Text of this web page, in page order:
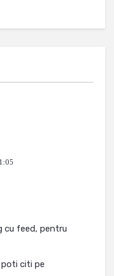
cu feed, pentru
poti citi pe